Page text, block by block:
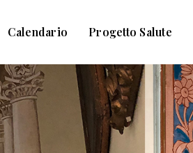
Calendario Progetto Salute